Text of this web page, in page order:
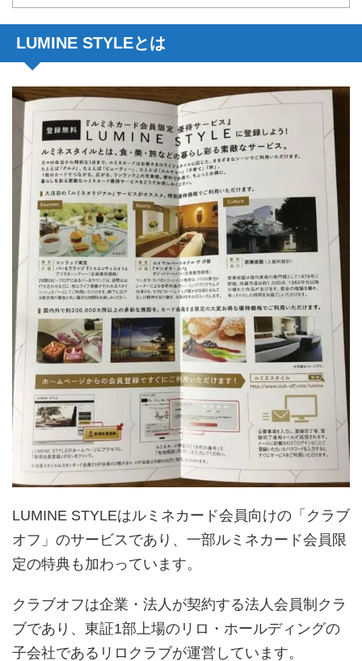
LUMINE STYLEとは
LUMINE STYLEはルミネカード会員向けの「クラブ
オフ」のサービスであり、一部ルミネカード会員限
定の特典も加わっています。
クラブオフは企業・法人が契約する法人会員制クラ
ブであり、東証1部上場のリロ・ホールディングの
子会社であるリロクラブが運営しています。